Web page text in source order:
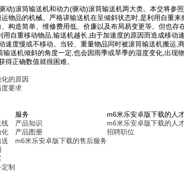
动)滚筒输送机和动力(驱动)滚筒输送机两大类。本交将参
物品的机械。严格讲输送机在呈倾斜状态时,是利用自重
构造简单、维修费用低、价廉以及布局易变更等。但也存
自重移动物品,输送机越长,由于加速度的原因而造成移动
速度慢或不移动。当轻、重量物品同时被滚筒输送机搬运
送机倾斜的角度一定,也会因雨季或旱季的湿度变化,出
得正确数值就很困难。
的原因
要求
线
化
送
制
服务
产品知识
产品图册
m6米乐安卓版下载的售后服务
m6米乐安卓版下载的人
m6米乐安卓版下载的人
招聘职位